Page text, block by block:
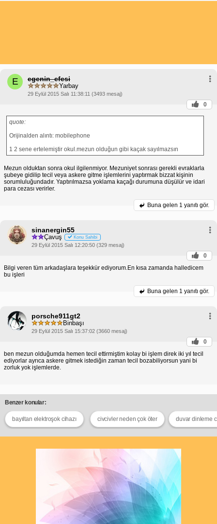
E egenin_efesi
Yarbay
29 Eylül 2015 Salı 11:38:11 (3493 mesaj)
0
quote:
Orijinalden alıntı: mobilephone
1 2 sene ertelemiştir okul.mezun olduğun gibi kaçak sayılmazsın
Mezun olduktan sonra okul ilgilenmiyor. Mezuniyet sonrası gerekli evraklarla
şubeye gidilip tecil veya askere gitme işlemlerini yaptırmak bizzat kişinin
sorumluluğundadır. Yaptırılmazsa yoklama kaçağı durumuna düşülür ve idari
para cezası verirler.
Buna gelen 1 yanıtı gör.
sinanergin55
Çavuş Konu Sahibi
29 Eylül 2015 Salı 12:20:50 (329 mesaj)
0
Bilgi veren tüm arkadaşlara teşekkür ediyorum.En kısa zamanda halledicem
bu işleri
Buna gelen 1 yanıtı gör.
porsche911gt2
Binbaşı
29 Eylül 2015 Salı 15:37:02 (3660 mesaj)
0
ben mezun olduğumda hemen tecil ettirmiştim kolay bi işlem direk iki yıl tecil
ediyorlar ayrıca askere gitmek istediğin zaman tecil bozabiliyorsun yani bi
zorluk yok işlemlerde.
Benzer konular:
bayıltan elektroşok cihazı civcivler neden çok öter duvar dinleme